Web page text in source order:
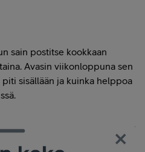
sain postitse kookkaan
Avasin viikonloppuna sen
sisällään ja kuinka helppoa